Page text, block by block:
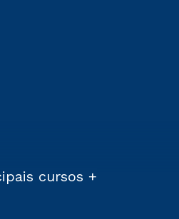
cursos +